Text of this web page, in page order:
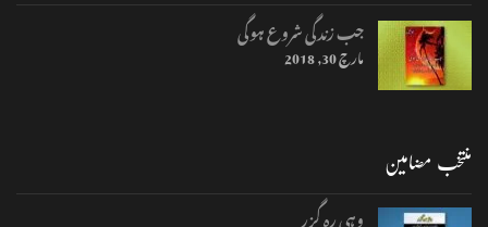
جب زندگی شروع ہوگی
مارچ 30, 2018
منتخب مضامین
وہی رہ گزر